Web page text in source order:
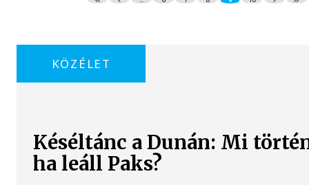
KÖZÉLET
Késéltánc a Dunán: Mi
ha leáll Paks?